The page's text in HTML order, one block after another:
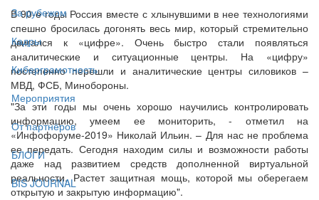
За рубежом
Кадры
Киберграмотность
Мероприятия
От партнёров
БЛОГИ
BIS JOURNAL
В 90-е годы Россия вместе с хлынувшими в нее технологиями
спешно бросилась догонять весь мир, который стремительно
двигался к «цифре». Очень быстро стали появляться
аналитические и ситуационные центры. На «цифру»
постепенно перешли и аналитические центры силовиков –
МВД, ФСБ, Минобороны.
"За эти годы мы очень хорошо научились контролировать
информацию, умеем ее мониторить, - отметил на
«Инфофоруме-2019» Николай Ильин. – Для нас не проблема
ее передать. Сегодня находим силы и возможности работы
даже над развитием средств дополненной виртуальной
реальности. Растет защитная мощь, которой мы оберегаем
открытую и закрытую информацию".